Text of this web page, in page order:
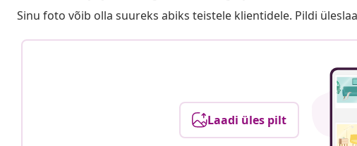
Sinu foto võib olla suureks abiks teistele klientidele. Pildi
Laadi üles pilt